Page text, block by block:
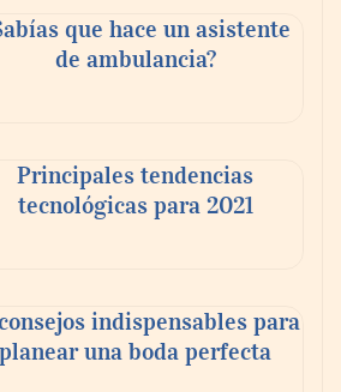
industriales no
disponible: 100.000€
profesionales
que hace un asistente
de ambulancia?
Principales tendencias
tecnológicas para 2021
indispensables para
planear una boda perfecta